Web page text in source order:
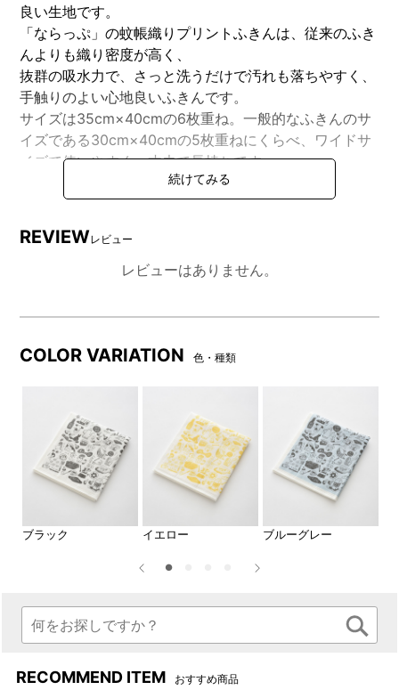
良い生地です。
「ならっぷ」の蚊帳織りプリントふきんは、従来のふき
んよりも織り密度が高く、
抜群の吸水力で、さっと洗うだけで汚れも落ちやすく、
手触りのよい心地良いふきんです。
サイズは35cm×40cmの6枚重ね。一般的なふきんのサ
イズである30cm×40cmの5枚重ねにくらべ、ワイドサ
イズで使いやすく、丈夫で長持ちです。
企画から生地、縫製まで自社の工場で一貫生産している
ファクトリーブランドだからこそ実現できる日本品質を
一面に『BRUNO』ブランド10
なるデザインです。
パッケージ
REVIEWレビュー
レビューはありません。
COLOR VARIATION 色・種類
ブラック イエロー ブルーグレー
RECOMMEND ITEM おすすめ商品